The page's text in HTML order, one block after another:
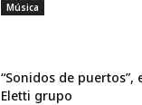
Música
“Sonidos de
Eletti grupo